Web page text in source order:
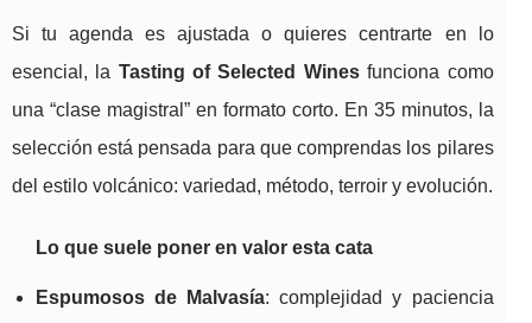
Si tu agenda es ajustada o quieres centrarte en lo
esencial, la Tasting of Selected Winesfunciona como
una “clase magistral” en formato corto. En 35 minutos, la
selección está pensada para que comprendas los pilares
del estilo volcánico: variedad, método, terroir y evolución.
Lo que suele poner en valor esta cata
Espumosos de Malvasía: complejidad y paciencia